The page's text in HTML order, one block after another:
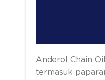
Anderol Chain
termasuk